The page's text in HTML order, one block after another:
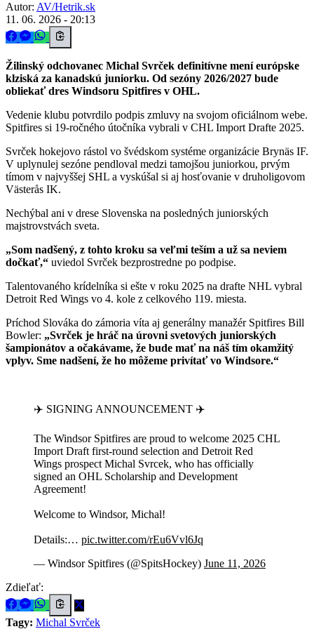
Autor: AV/Hetrik.sk
11. 06. 2026 - 20:13
Žilinský odchovanec Michal Svrček definitívne mení európske
klziská za kanadskú juniorku. Od sezóny 2026/2027 bude
obliekať dres Windsoru Spitfires v OHL.
Vedenie klubu potvrdilo podpis zmluvy na svojom oficiálnom webe.
Spitfires si 19-ročného útočníka vybrali v CHL Import Drafte 2025.
Svrček hokejovo rástol vo švédskom systéme organizácie Brynäs IF.
V uplynulej sezóne pendloval medzi tamojšou juniorkou, prvým
tímom v najvyššej SHL a vyskúšal si aj hosťovanie v druholigovom
Västerås IK.
Nechýbal ani v drese Slovenska na posledných juniorských
majstrovstvách sveta.
„Som nadšený, z tohto kroku sa veľmi teším a už sa neviem
dočkať,“ uviedol Svrček bezprostredne po podpise.
Talentovaného krídelníka si ešte v roku 2025 na drafte NHL vybral
Detroit Red Wings vo 4. kole z celkového 119. miesta.
Príchod Slováka do zámoria víta aj generálny manažér Spitfires Bill
Bowler: „Svrček je hráč na úrovni svetových juniorských
šampionátov a očakávame, že bude mať na náš tím okamžitý
vplyv. Sme nadšení, že ho môžeme privítať vo Windsore.“
✈️ SIGNING ANNOUNCEMENT ✈️
The Windsor Spitfires are proud to welcome 2025 CHL
Import Draft first-round selection and Detroit Red
Wings prospect Michal Svrcek, who has officially
signed an OHL Scholarship and Development
Agreement!
Welcome to Windsor, Michal!
Details:… pic.twitter.com/rEu6Vvl6Jq
— Windsor Spitfires (@SpitsHockey) June 11, 2026
Zdieľať:
Tagy: Michal Svrček